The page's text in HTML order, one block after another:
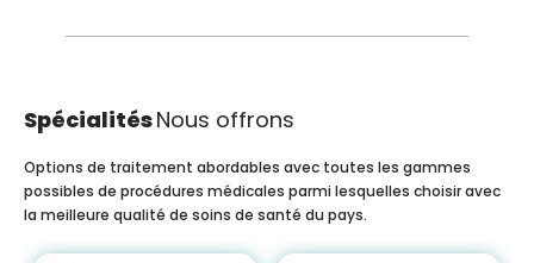
SpécialitésNous offrons
Options de traitement abordables avec toutes les gammes
possibles de procédures médicales parmi lesquelles choisir avec
la meilleure qualité de soins de santé du pays.